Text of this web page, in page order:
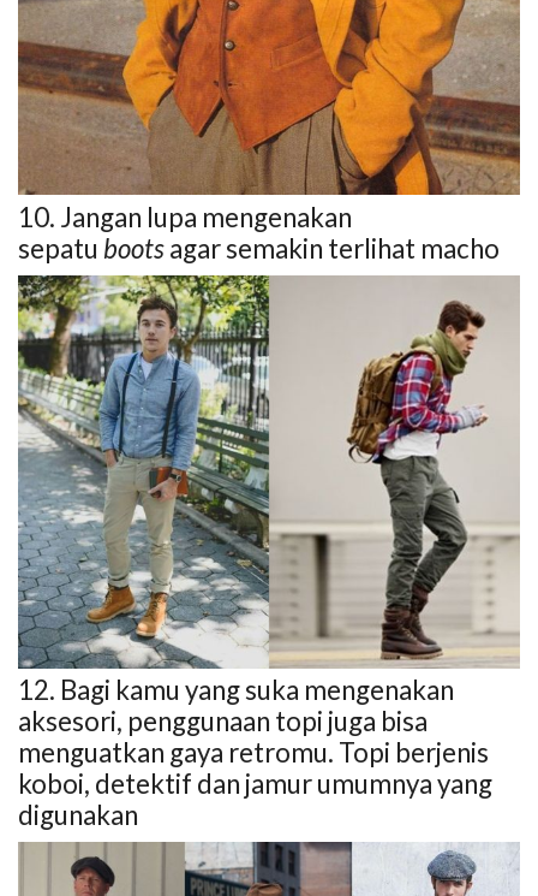
10. Jangan lupa mengenakan
sepatu bootsagar semakin terlihat macho
12. Bagi kamu yang suka mengenakan
aksesori, penggunaan topi juga bisa
menguatkan gaya retromu. Topi berjenis
koboi, detektif dan jamur umumnya yang
digunakan